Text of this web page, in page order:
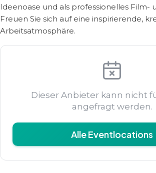
Ideenoase und als professionelles Film-
Freuen Sie sich auf eine inspirierende,
Arbeitsatmosphäre.
Dieser Anbieter kann nicht
angefragt werden.
Alle Eventlocations